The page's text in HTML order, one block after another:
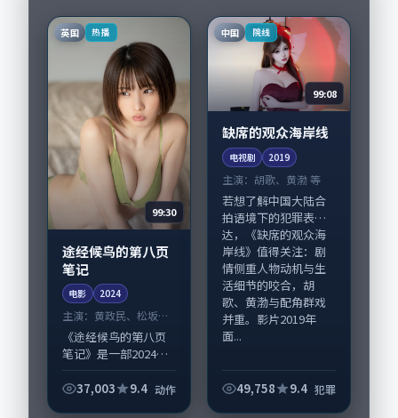
英国 热播
99:30
途经候鸟的第八页
笔记
电影 2024
主演： 黄政民、松坂桃
李 等
《途经候鸟的第八页
笔记》是一部2024年
影，由丹尼·博伊尔
37,003 9.4 动作
中国 院线
99:08
缺席的观众海岸线
电视剧 2019
主演： 胡歌、黄渤 等
若想了解中国大陆合
拍语境下的犯罪表
达，《缺席的观众海
岸线》值得关注：剧
情侧重人物动机与生
活细节的咬合，胡
歌、黄渤与配角群戏
并重。影片2019年
面...
49,758 9.4 犯罪